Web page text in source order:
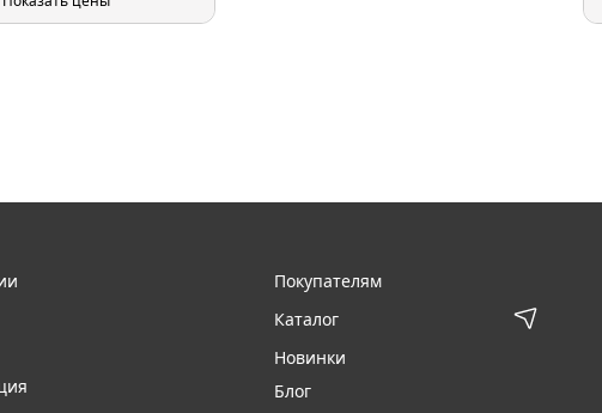
Покупателям
Каталог
Новинки
Блог